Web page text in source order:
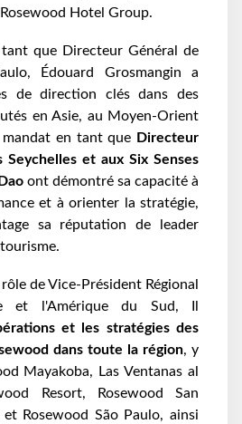
Hotel Group.
que Directeur Général de
Édouard Grosmangin a
de direction clés dans des
en Asie, au Moyen-Orient
en tant que Directeur
Seychelles et aux Six Senses
ont démontré sa capacité à
et à orienter la stratégie,
sa réputation de leader
de Vice-Président Régional
et l'Amérique du Sud, Il
et les stratégies des
dans toute la région, y
Mayakoba, Las Ventanas al
Resort, Rosewood San
Rosewood São Paulo, ainsi